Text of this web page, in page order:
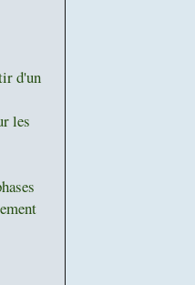
d'un
les